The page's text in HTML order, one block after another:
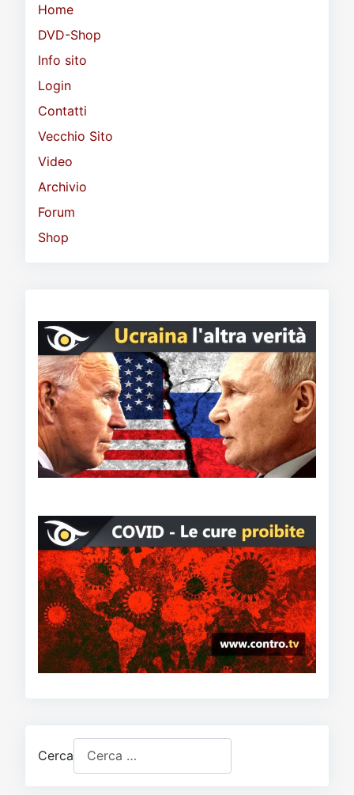
Home
DVD-Shop
Info sito
Login
Contatti
Vecchio Sito
Video
Archivio
Forum
Shop
Cerca